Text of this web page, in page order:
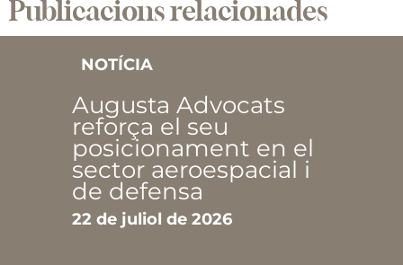
Publicacions relacionades
NOTÍCIA
Augusta Advocats
reforça el seu
posicionament en el
sector aeroespacial i
de defensa
22 de juliol de 2026